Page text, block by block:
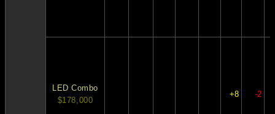
LED Combo
$178,000
+8 -2